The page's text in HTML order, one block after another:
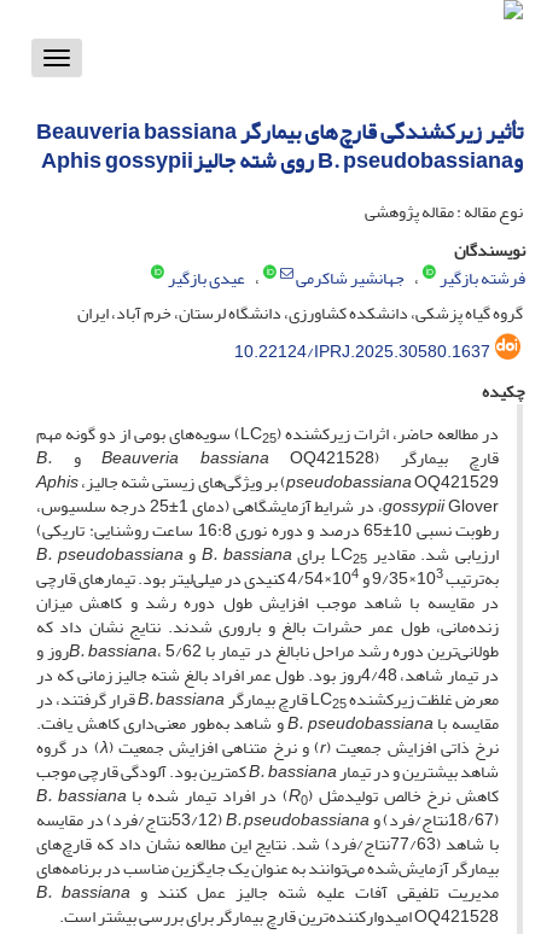
Toggle
تأثیر زیرکشندگی قارچ‌های بیمارگر Beauveria bassiana
وB. pseudobassiana روی شته جالیزAphis gossypii
نوع مقاله : مقاله پژوهشی
نویسندگان
فرشته بازگیر
جهانشیر شاکرمی
عیدی بازگیر
گروه گیاه پزشکی، دانشکده کشاورزی، دانشگاه لرستان، خرم آباد، ایران
10.22124/IPRJ.2025.30580.1637
چکیده
در مطالعه حاضر، اثرات زیرکشنده‌ (LC25 ) سویه‌های بومی از دو گونه‌ مهم
قارچ‌ بیمارگر ( Beauveria bassianaOQ421528 و B.
pseudobassianaOQ421529) بر ویژگی‌های زیستی شته جالیز، Aphis
gossypii Glover، در شرایط آزمایشگاهی (دمای 1±25 درجه سلسیوس،
رطوبت نسبی 10±65 درصد و دوره نوری 16:8 ساعت روشنایی: تاریکی)
ارزیابی شد. مقادیر LC 25 برایB. bassianaوB. pseudobassiana
به‌ترتیب 103 ×9/35 و 10 4 ×4/54 کنیدی در میلی‌لیتر بود. تیمارهای قارچی
در مقایسه با شاهد موجب افزایش طول دوره رشد و کاهش میزان
زنده‌مانی، طول عمر حشرات بالغ و باروری شدند. نتایج نشان داد که
طولانی‌ترین دوره رشد مراحل نابالغ در تیمار با B. bassiana، 5/62روز و
در تیمار شاهد، 4/48روز بود. طول عمر افراد بالغ شته جالیز زمانی که در
معرض غلظت زیرکشنده LC25 قارچ بیمارگرB. bassianaقرار گرفتند، در
مقایسه باB. pseudobassianaو شاهد به‌طور معنی‌داری کاهش یافت.
نرخ ذاتی افزایش جمعیت (r) و نرخ متناهی افزایش جمعیت (λ) در گروه
شاهد بیشترین و در تیمارB. bassianaکمترین بود. آلودگی قارچی موجب
کاهش نرخ خالص تولیدمثل ( R0 ) در افراد تیمار شده باB. bassiana
(18/67نتاج/فرد) و B. pseudobassiana (53/12نتاج/فرد) در مقایسه
با شاهد (77/63نتاج/فرد) شد. نتایج این مطالعه نشان داد که قارچ‌های
بیمارگر آزمایش‌شده می‌توانند به عنوان یک جایگزین مناسب در برنامه‌های
مدیریت تلفیقی آفات علیه شته جالیز عمل کنند و B. bassiana
OQ421528 امیدوارکننده‌ترین قارچ‌ بیمارگر برای بررسی بیشتر است.